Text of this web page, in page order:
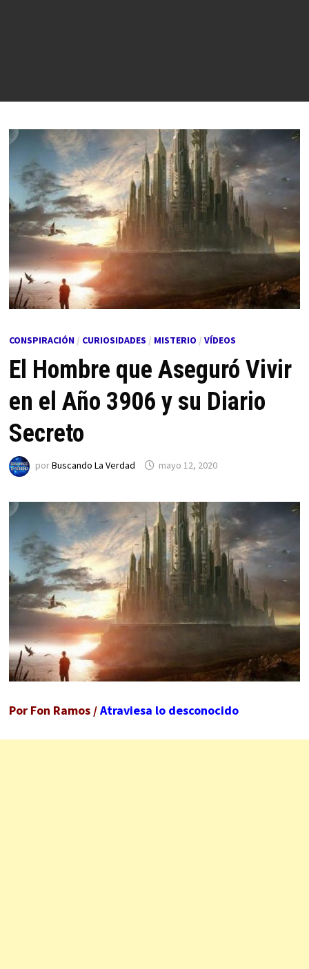
CONSPIRACIÓN/ CURIOSIDADES / MISTERIO / VÍDEOS
El Hombre que Aseguró Vivir
en el Año 3906 y su Diario
Secreto
porBuscando La Verdad mayo 12, 2020
Por Fon Ramos /Atraviesa lo desconocido